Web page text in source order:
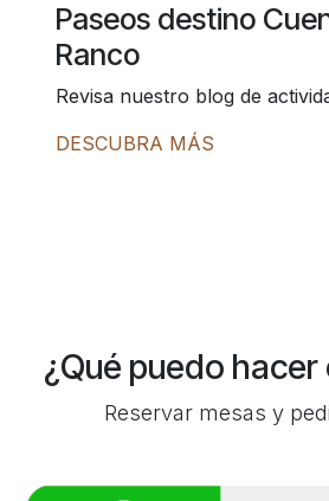
Paseos destino
Ranco
Revisa nuestro blog de
DESCUBRA MÁS
¿Qué puedo hacer
Reservar mesas y